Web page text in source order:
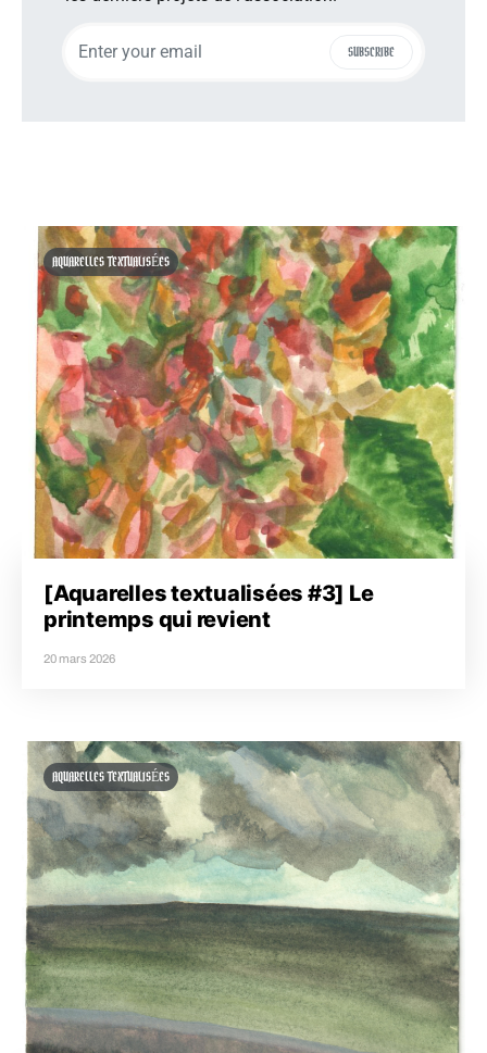
SUBSCRIBE
AQUARELLES TEXTUALISÉES
[Aquarelles textualisées #3] Le
printemps qui revient
20 mars 2026
AQUARELLES TEXTUALISÉES